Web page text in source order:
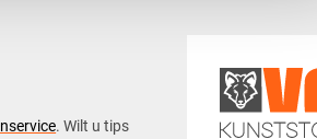
. Wilt u tips